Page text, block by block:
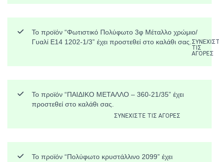
Το προϊόν “Φωτιστικό Πολύφωτο 3φ Μέταλλο χρώμιο/
Γυαλί Ε14 1202-1/3” έχει προστεθεί στο καλάθι σας.
ΤΙΣ
ΑΓΟΡΈΣ
Το προϊόν “ΠΑΙΔΙΚΟ ΜΕΤΑΛΛΟ – 360-21/35” έχει
προστεθεί στο καλάθι σας.
ΣΥΝΕΧΊΣΤΕ ΤΙΣ ΑΓΟΡΈΣ
Το προϊόν “Πολύφωτο κρυστάλλινο 2099” έχει